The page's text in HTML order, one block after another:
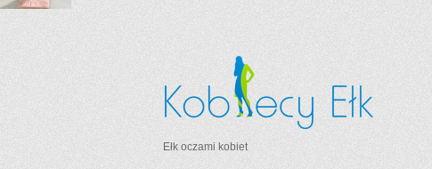
Ełk oczami kobiet